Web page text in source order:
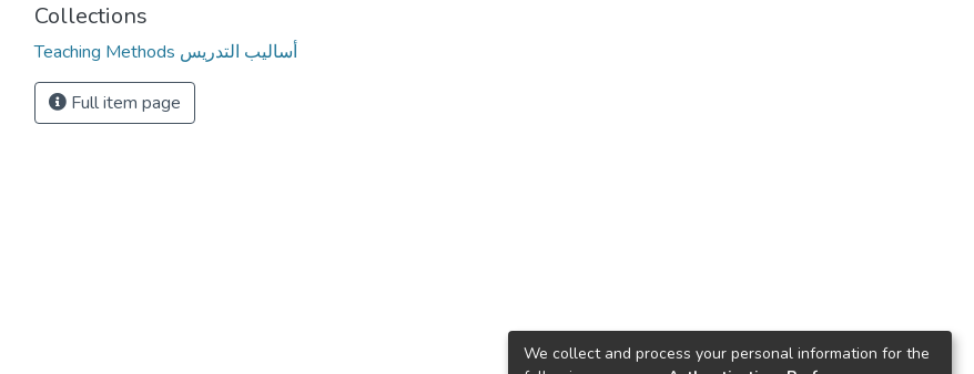
Collections
Teaching Methods أساليب التدريس
Full item page
We collect and process your personal information for the